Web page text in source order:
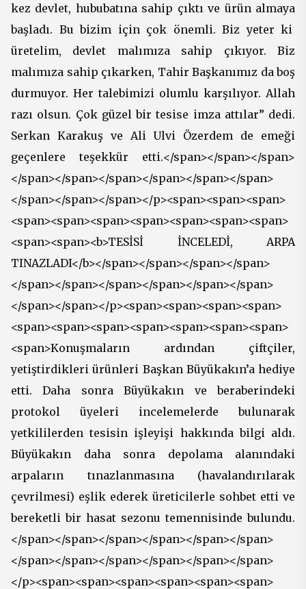
kez devlet, hububatına sahip çıktı ve ürün almaya
başladı. Bu bizim için çok önemli. Biz yeter ki
üretelim, devlet malımıza sahip çıkıyor. Biz
malımıza sahip çıkarken, Tahir Başkanımız da boş
durmuyor. Her talebimizi olumlu karşılıyor. Allah
razı olsun. Çok güzel bir tesise imza attılar” dedi.
Serkan Karakuş ve Ali Ulvi Özerdem de emeği
geçenlere teşekkür etti.</span></span></span>
</span></span></span></span></span></span>
</span></span></span></p><span><span><span>
<span><span><span><span><span><span><span>
<span><span><b>TESİSİ İNCELEDİ, ARPA
TINAZLADI</b></span></span></span></span>
</span></span></span></span></span></span>
</span></span></p><span><span><span><span>
<span><span><span><span><span><span><span>
<span>Konuşmaların ardından çiftçiler,
yetiştirdikleri ürünleri Başkan Büyükakın’a hediye
etti. Daha sonra Büyükakın ve beraberindeki
protokol üyeleri incelemelerde bulunarak
yetkililerden tesisin işleyişi hakkında bilgi aldı.
Büyükakın daha sonra depolama alanındaki
arpaların tınazlanmasına (havalandırılarak
çevrilmesi) eşlik ederek üreticilerle sohbet etti ve
bereketli bir hasat sezonu temennisinde bulundu.
</span></span></span></span></span></span>
</span></span></span></span></span></span>
</p><span><span><span><span><span><span>